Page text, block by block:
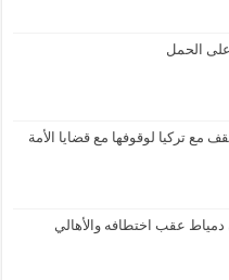
الحمل
مع تركيا لوقوفها مع قضايا الأمة
عقب اختطافه والأهالي